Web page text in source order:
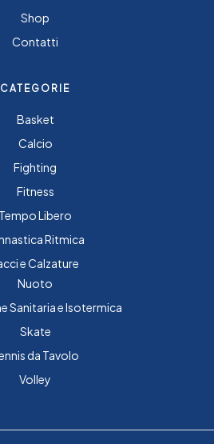
Shop
Contatti
CATEGORIE
Basket
Calcio
Fighting
Fitness
Tempo Libero
Ritmica
e Calzature
Nuoto
Sanitaria e Isotermica
Skate
da Tavolo
Volley